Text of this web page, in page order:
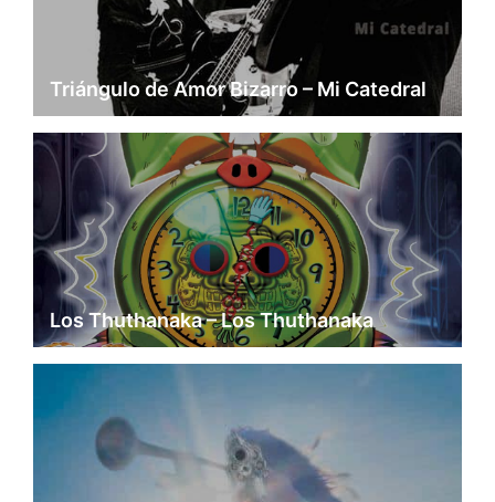
Triángulo de Amor Bizarro – Mi Catedral
Los Thuthanaka – Los Thuthanaka